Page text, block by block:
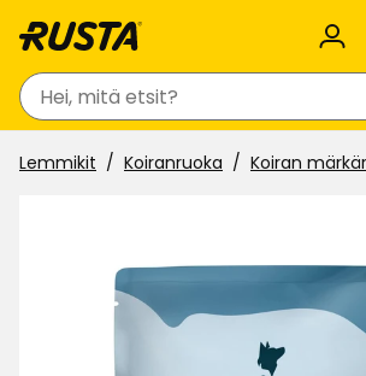
Haku
Lemmikit Koiranruoka Koiran